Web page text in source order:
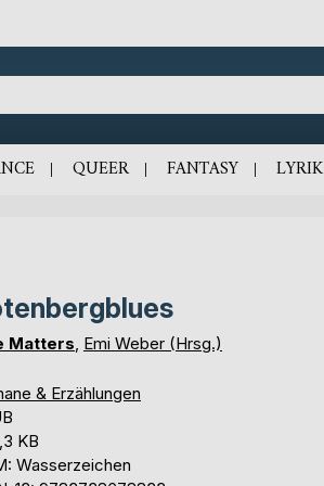
QUEER FANTASY LYRIK
Matters Emi Weber (Hrsg.)
& Erzählungen
KB
Wasserzeichen